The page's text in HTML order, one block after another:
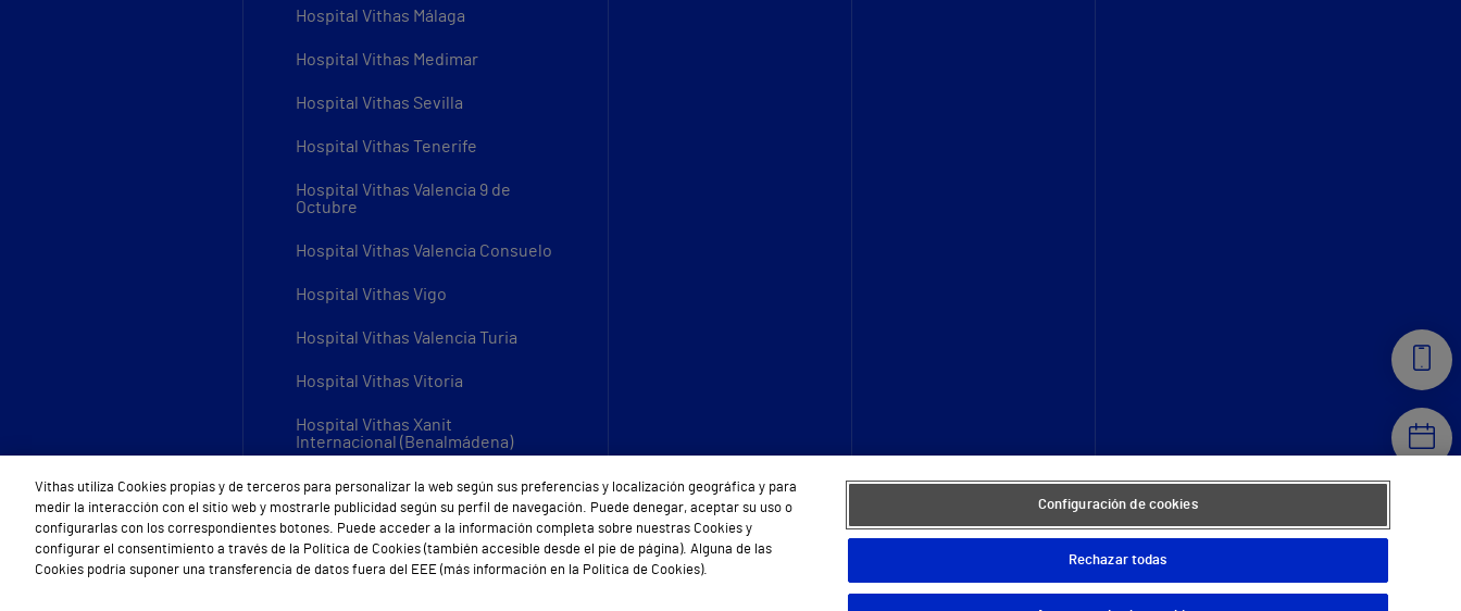
Hospital Vithas Málaga
Hospital Vithas Medimar
Hospital Vithas Sevilla
Hospital Vithas Tenerife
Hospital Vithas Valencia 9 de
Octubre
Hospital Vithas Valencia Consuelo
Hospital Vithas Vigo
Hospital Vithas Valencia Turia
Hospital Vithas Vitoria
Hospital Vithas Xanit
Internacional (Benalmádena)
Todos los centros Vithas
Vithas utiliza Cookies propias y de terceros para personalizar la web según sus preferencias y localización geográfica y para
medir la interacción con el sitio web y mostrarle publicidad según su perfil de navegación. Puede denegar, aceptar su uso o
configurarlas con los correspondientes botones. Puede acceder a la información completa sobre nuestras Cookies y
configurar el consentimiento a través de la Política de Cookies (también accesible desde el pie de página). Alguna de las
Cookies podría suponer una transferencia de datos fuera del EEE (más información en la Política de Cookies).
Configuración de cookies
Rechazar todas